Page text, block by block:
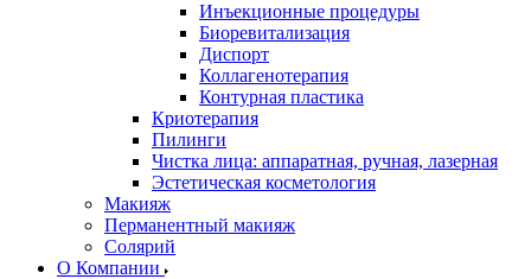
Инъекционные процедуры
Биоревитализация
Диспорт
Коллагенотерапия
Контурная пластика
Криотерапия
Пилинги
Чистка лица: аппаратная, ручная, лазерная
Эстетическая косметология
Макияж
Перманентный макияж
Солярий
О Компании